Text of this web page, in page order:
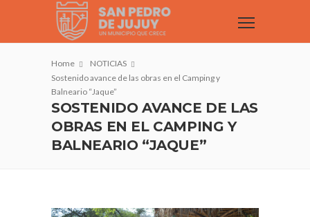
Home
NOTICIAS
Sostenido avance de las obras en el Camping y
Balneario “Jaque”
SOSTENIDO AVANCE DE LAS
OBRAS EN EL CAMPING Y
BALNEARIO “JAQUE”